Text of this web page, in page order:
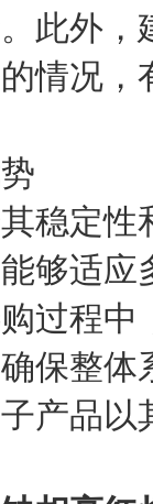
此外
情况
稳定
够适
过程
保整
产品